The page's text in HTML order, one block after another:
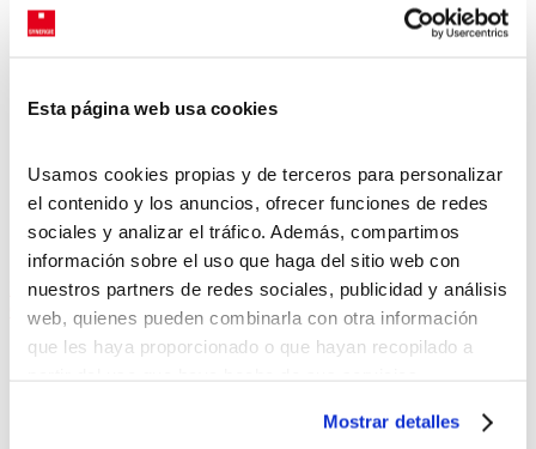
Esta página web usa cookies
Usamos cookies propias y de terceros para personalizar
el contenido y los anuncios, ofrecer funciones de redes
sociales y analizar el tráfico. Además, compartimos
información sobre el uso que haga del sitio web con
nuestros partners de redes sociales, publicidad y análisis
web, quienes pueden combinarla con otra información
que les haya proporcionado o que hayan recopilado a
“Permitir todas las cookies”, rechazarlas todas salvo las
Mostrar detalles
SOBRE NOSOTROS
Equipo
Responsabilidad social corporativa
Únete a nuestro equipo
CONTACTO
Inicio>Ofertas de trabajo en España>Catalunya>Provincia de
Girona